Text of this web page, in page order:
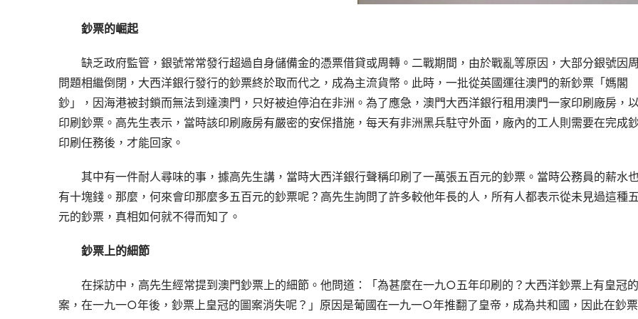
鈔票的崛起
缺乏政府監管，銀號常常發行超過自身儲備金的憑票借貸或周轉。二戰期間，由於戰亂等原因，大部分銀號因
問題相繼倒閉，大西洋銀行發行的鈔票終於取而代之，成為主流貨幣。此時，一批從英國運往澳門的新鈔票「媽閣
鈔」，因海港被封鎖而無法到達澳門，只好被迫停泊在非洲。為了應急，澳門大西洋銀行租用澳門一家印刷廠房，
印刷鈔票。高先生表示，當時該印刷廠房有嚴密的安保措施，每天有非洲黑兵駐守外面，廠內的工人則需要在完成
印刷任務後，才能回家。
其中有一件耐人尋味的事，據高先生講，當時大西洋銀行聲稱印刷了一萬張五百元的鈔票。當時公務員的薪水
有十塊錢。那麼，何來會印那麼多五百元的鈔票呢？高先生詢問了許多較他年長的人，所有人都表示從未見過這種
元的鈔票，真相如何就不得而知了。
鈔票上的細節
在採訪中，高先生經常提到澳門鈔票上的細節。他問道：「為甚麼在一九○五年印刷的？大西洋鈔票上有皇冠
案，在一九一○年後，鈔票上皇冠的圖案消失呢？」原因是葡國在一九一○年推翻了皇帝，成為共和國，因此在鈔